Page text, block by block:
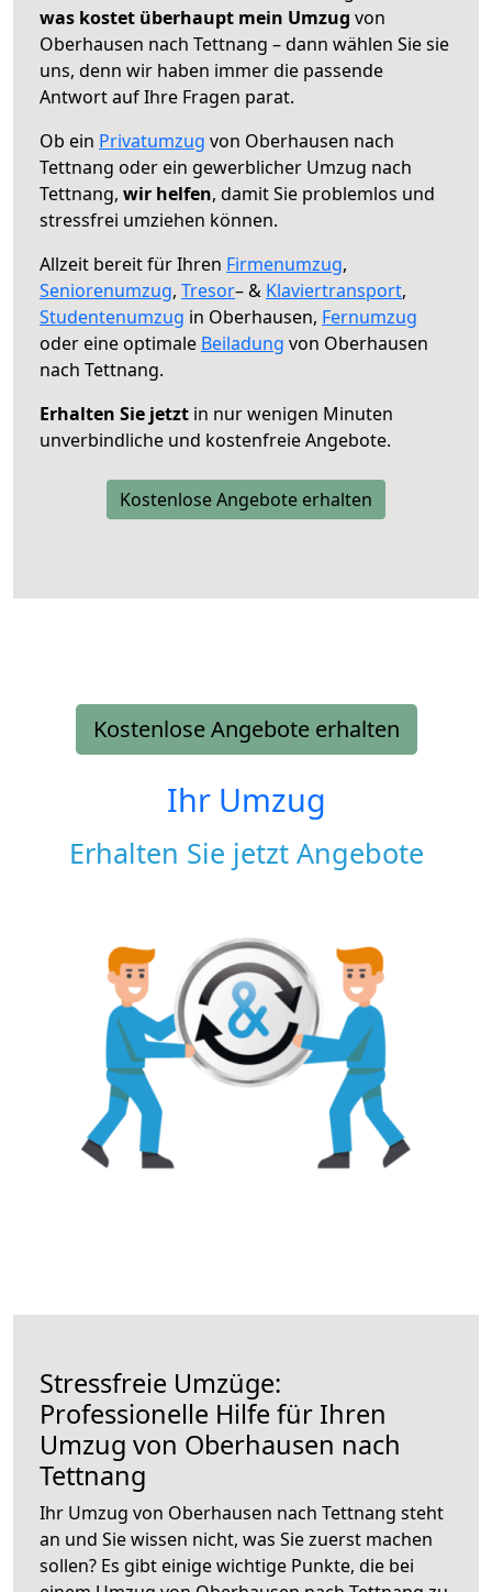
was kostet überhaupt mein Umzug von
Oberhausen nach Tettnang – dann wählen Sie sie
uns, denn wir haben immer die passende
Antwort auf Ihre Fragen parat.
Ob ein Privatumzug von Oberhausen nach
Tettnang oder ein gewerblicher Umzug nach
Tettnang, wir helfen, damit Sie problemlos und
stressfrei umziehen können.
Allzeit bereit für Ihren Firmenumzug,
Seniorenumzug, Tresor– & Klaviertransport,
Studentenumzug in Oberhausen, Fernumzug
oder eine optimale Beiladung von Oberhausen
nach Tettnang.
Erhalten Sie jetzt in nur wenigen Minuten
unverbindliche und kostenfreie Angebote.
Kostenlose Angebote erhalten
Kostenlose Angebote erhalten
Ihr Umzug
Erhalten Sie jetzt Angebote
Stressfreie Umzüge:
Professionelle Hilfe für Ihren
Umzug von Oberhausen nach
Tettnang
Ihr Umzug von Oberhausen nach Tettnang steht
an und Sie wissen nicht, was Sie zuerst machen
sollen? Es gibt einige wichtige Punkte, die bei